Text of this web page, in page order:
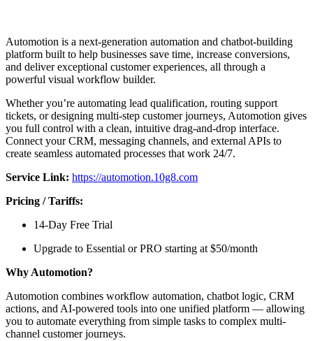
Automotion is a next-generation automation and chatbot-building
platform built to help businesses save time, increase conversions,
and deliver exceptional customer experiences, all through a
powerful visual workflow builder.
Whether you’re automating lead qualification, routing support
tickets, or designing multi-step customer journeys, Automotion gives
you full control with a clean, intuitive drag-and-drop interface.
Connect your CRM, messaging channels, and external APIs to
create seamless automated processes that work 24/7.
Service Link: https://automotion.10g8.com
Pricing / Tariffs:
14-Day Free Trial
Upgrade to Essential or PRO starting at $50/month
Why Automotion?
Automotion combines workflow automation, chatbot logic, CRM
actions, and AI-powered tools into one unified platform — allowing
you to automate everything from simple tasks to complex multi-
channel customer journeys.